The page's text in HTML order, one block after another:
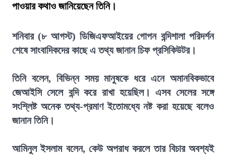
পাওয়ার কথাও জানিয়েছেন তিনি।
শনিবার (৮ আগস্ট) ডিজিএফআইয়ের গোপন বন্দিশালা পরিদর্শন
শেষে সাংবাদিকদের কাছে এ তথ্য জানান চিফ প্রসিকিউটর।
তিনি বলেন, বিভিন্ন সময় মানুষকে ধরে এনে অমানবিকভাবে
জেআইসি সেলে বন্দি করে রাখা হয়েছিল। এসব সেলের সঙ্গে
সংশ্লিষ্ট অনেক তথ্য-প্রমাণ ইতোমধ্যে নষ্ট করা হয়েছে বলেও
জানান তিনি।
আমিনুল ইসলাম বলেন, কেউ অপরাধ করলে তার বিচার অবশ্যই